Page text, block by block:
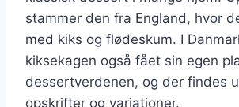
stammer den fra England, hvor
med kiks og flødeskum. I
kiksekagen også fået sin egen
dessertverdenen, og der findes
opskrifter og variationer.